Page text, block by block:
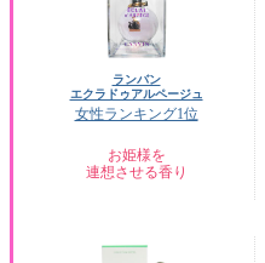
ランバン
エクラドゥアルページュ
女性ランキング1位
お姫様を
連想させる香り